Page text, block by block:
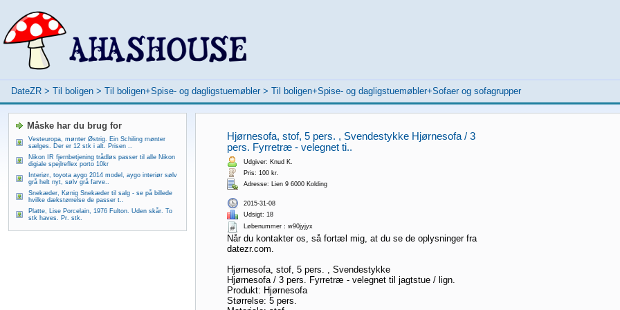
DateZR > Til boligen > Til boligen+Spise- og dagligstuemøbler > Til boligen+Spise- og dagligstuemøbler+Sofaer og sofagrupper
Hjørnesofa, stof, 5 pers. , Svendestykke Hjørnesofa / 3
pers. Fyrretræ - velegnet ti..
Udgiver: Knud K.
Pris: 100 kr.
Adresse: Lien 9 6000 Kolding
2015-31-08
Udsigt: 18
Løbenummer：w90jyjyx
Når du kontakter os, så fortæl mig, at du se de oplysninger fra
datezr.com.
Hjørnesofa, stof, 5 pers. , Svendestykke
Hjørnesofa / 3 pers. Fyrretræ - velegnet til jagtstue / lign.
Produkt: Hjørnesofa
Størrelse: 5 pers.
Måske har du brug for
Vesteuropa, mønter Østrig. Ein Schiling mønter
sælges. Der er 12 stk i alt. Prisen ..
Nikon IR fjernbetjening trådløs passer til alle Nikon
digiale spejlreflex porto 10kr
Interiør, toyota aygo 2014 model, aygo interiør sølv
grå helt nyt, sølv grå farve..
Snekæder, Kønig Snekæder til salg - se på billede
hvilke dækstørrelse de passer t..
Platte, Lise Porcelain, 1976 Fulton. Uden skår. To
stk haves. Pr. stk.